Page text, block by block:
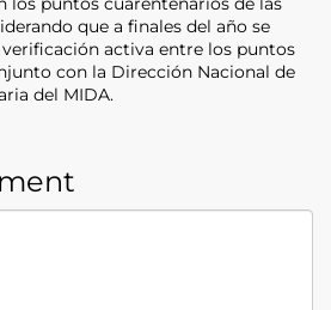
que a finales del año se
activa entre los puntos
con la Dirección Nacional de
del MIDA.